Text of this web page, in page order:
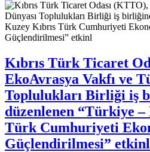
Kıbrıs Türk Ticaret
EkoAvrasya Vakfı ve
Toplulukları Birliği iş
düzenlenen “Türkiye –
Türk Cumhuriyeti
Güçlendirilmesi” etkinl